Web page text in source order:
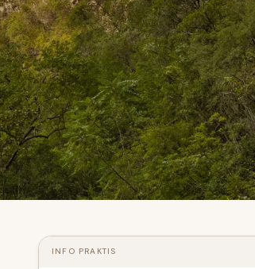
INFO PRAKTIS